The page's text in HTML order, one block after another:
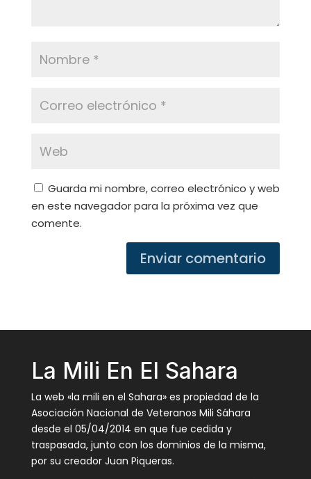
Guarda mi nombre, correo electrónico y web
en este navegador para la próxima vez que
comente.
Enviar comentario
La Mili En El Sahara
La web «la mili en el Sahara» es propiedad de la
Asociación Nacional de Veteranos Mili Sáhara
desde el 05/04/2014 en que fue cedida y
traspasada, junto con los dominios de la misma,
por su creador Juan Piqueras.